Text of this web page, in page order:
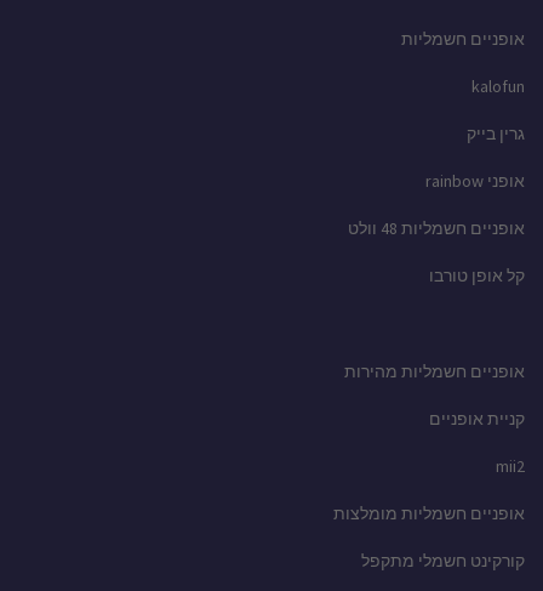
אופניים חשמליות
kalofun
גרין בייק
אופני rainbow
אופניים חשמליות 48 וולט
קל אופן טורבו
אופניים חשמליות מהירות
קניית אופניים
mii2
אופניים חשמליות מומלצות
קורקינט חשמלי מתקפל